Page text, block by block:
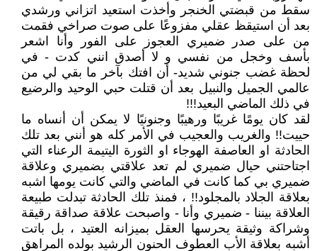
سقط من قبضتي الخنجر وأخذت استعيد اتزاني ورشدي
بعد أن استيقظ عقلي مفزوعًا على صوت صراخي فقمت
من على صدر ضميري العجوز على الفور وأنا اشعر
بأسف وخجل من نفسي و لا أصدق انني كدت - في
لحظة غضب جنوني شديد- أن افتك بآخر ما بقي لي من
عالمي الجميل والنبيل بعد أن قتلت حبي الوحيد والرضيع
في ذلك الماضي البعيد!!!
لقد كان يومًا غريبًا ورهيبًا وجنونيًا لا يمكن أن أنساه ما
حييت!! والغريب والعجيب في الأمر كله هو أنني بعد تلك
الحادثة او العاصفة الهوجاء او الثورة اليتيمة الرعناء التي
اجتاحتني حيال ضميري لم تعد علاقتي بضميري وعلاقة
ضميري بي كما كانت في الماضي والتي كانت يومها اشبه
بعلاقة الجلاد بالمجلود!! ، فمنذ تلك الحادثة تبدلت طبيعة
العلاقة بيننا - ضميري وأنا - واصبحت علاقة صداقة رقيقة
وشراكة وثيقة يحرسها العقل بميزانه العتيد ، بل باتت
أشبه بعلاقة الأب العطوف الحنون الرشيد بولده المراهق